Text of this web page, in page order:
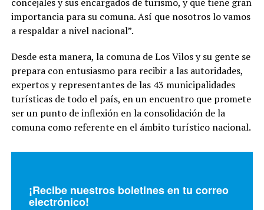
importancia para su comuna. Así que nosotros lo vamos
a respaldar a nivel nacional”.
Desde esta manera, la comuna de Los Vilos y su gente se
prepara con entusiasmo para recibir a las autoridades,
expertos y representantes de las 43 municipalidades
turísticas de todo el país, en un encuentro que promete
ser un punto de inflexión en la consolidación de la
comuna como referente en el ámbito turístico nacional.